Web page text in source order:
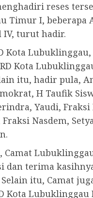
reses
Timur I, beberapa
turut hadir.
Kota
Kota
itu, hadir pula,
H Taufik
Yaudi, Fraksi
Nasdem,
Camat
dan terima
itu, Camat
Kota